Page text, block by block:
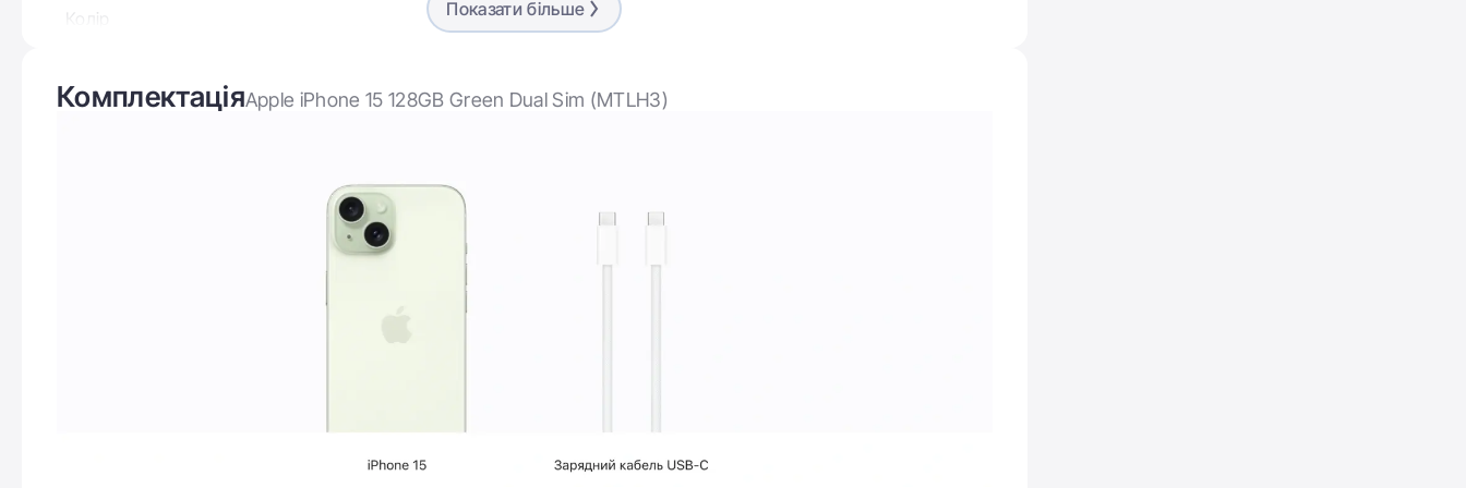
айфон 15
Надтонкі іони металу додають колір у скло —
Колір Green
Операційна система
Показати більше
КомплектаціяApple iPhone 15 128GB Green Dual Sim (MTLH3)